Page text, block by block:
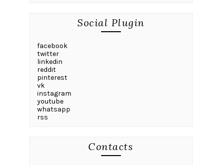
Social Plugin
facebook
twitter
linkedin
reddit
pinterest
vk
instagram
youtube
whatsapp
rss
Contacts